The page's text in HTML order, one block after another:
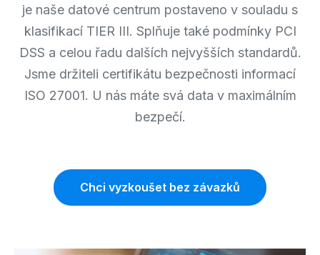
je naše datové centrum postaveno v souladu s
klasifikací TIER III. Splňuje také podmínky PCI
DSS a celou řadu dalších nejvyšších standardů.
Jsme držiteli certifikátu bezpečnosti informací
ISO 27001. U nás máte svá data v maximálním
bezpečí.
Chci vyzkoušet bez závazků